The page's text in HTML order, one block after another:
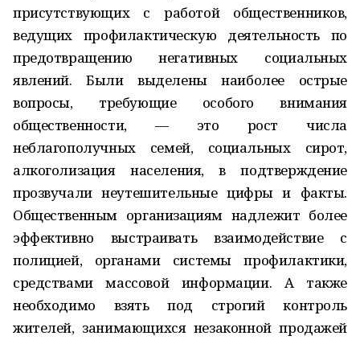
присутствующих с работой общественников,
ведущих профилактическую деятельность по
предотвращению негативных социальных
явлений. Были выделены наиболее острые
вопросы, требующие особого внимания
общественности, — это рост числа
неблагополучных семей, социальных сирот,
алкоголизация населения, в подтверждение
прозвучали неутешительные цифры и факты.
Общественным организациям надлежит более
эффективно выстраивать взаимодействие с
полицией, органами системы профилактики,
средствами массовой информации. А также
необходимо взять под строгий контроль
жителей, занимающихся незаконной продажей